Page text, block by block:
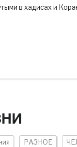
в хадисах и
РАЗНОЕ